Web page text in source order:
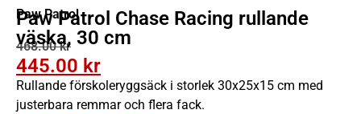
Paw Patrol
Paw Patrol Chase Racing rullande
väska, 30 cm
468.00kr
445.00 kr
Rullande förskoleryggsäck i storlek 30x25x15 cm med
justerbara remmar och flera fack.